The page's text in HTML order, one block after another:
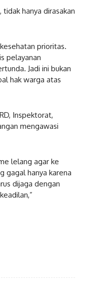
hanya dirasakan
prioritas.
pelayanan
Jadi ini bukan
hak warga atas
Inspektorat,
mengawasi
lelang agar ke
gagal hanya karena
dijaga dengan